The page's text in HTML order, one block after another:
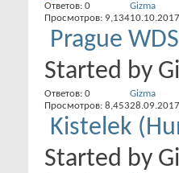
Ответов: 0
Просмотров: 9,134
Gizma
Prague
Started by
Ответов: 0
Просмотров: 8,453
Gizma
Kistelek
Started by